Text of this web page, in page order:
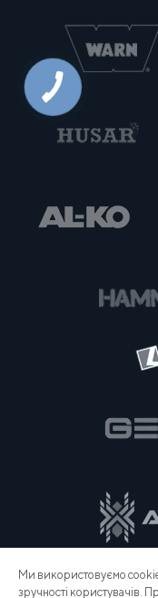
Ми використовуємо
зручності користувачів.